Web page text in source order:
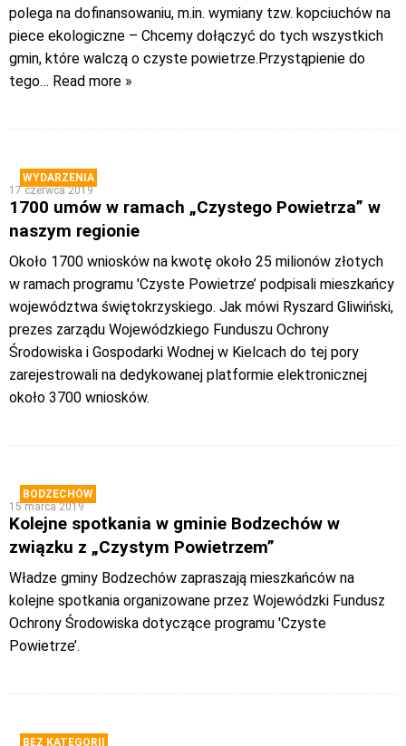
polega na dofinansowaniu, m.in. wymiany tzw. kopciuchów na
piece ekologiczne – Chcemy dołączyć do tych wszystkich
gmin, które walczą o czyste powietrze.Przystąpienie do
tego… Read more »
WYDARZENIA
17 czerwca 2019
1700 umów w ramach „Czystego Powietrza” w
naszym regionie
Około 1700 wniosków na kwotę około 25 milionów złotych
w ramach programu 'Czyste Powietrze’ podpisali mieszkańcy
województwa świętokrzyskiego. Jak mówi Ryszard Gliwiński,
prezes zarządu Wojewódzkiego Funduszu Ochrony
Środowiska i Gospodarki Wodnej w Kielcach do tej pory
zarejestrowali na dedykowanej platformie elektronicznej
około 3700 wniosków.
BODZECHÓW
15 marca 2019
Kolejne spotkania w gminie Bodzechów w
związku z „Czystym Powietrzem”
Władze gminy Bodzechów zapraszają mieszkańców na
kolejne spotkania organizowane przez Wojewódzki Fundusz
Ochrony Środowiska dotyczące programu 'Czyste
Powietrze’.
BEZ KATEGORII